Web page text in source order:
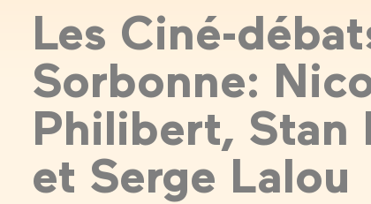
Les Ciné-
Sorbonne:
Philibert, Stan
et Serge Lalou